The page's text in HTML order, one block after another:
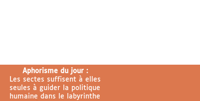
Aphorisme du jour :
Les sectes suffisent à elles
seules à guider la politique
humaine dans le labyrinthe